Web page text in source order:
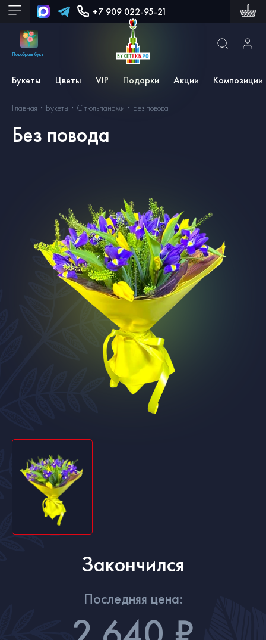
+7 909 022-95-21
Подобрать букет
Букеты Цветы VIP Подарки Акции Композиции
Главная Букеты С тюльпанами Без повода
Без повода
Закончился
Последняя цена: